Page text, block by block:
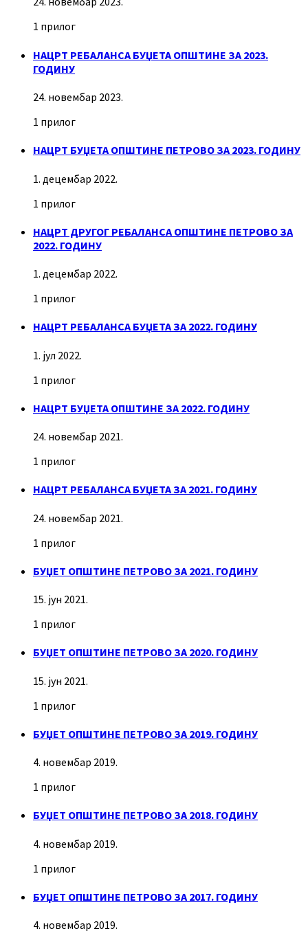
1 прилог
НАЦРТ РЕБАЛАНСА БУЏЕТА ОПШТИНЕ ЗА 2023.
ГОДИНУ
24. новембар 2023.
1 прилог
НАЦРТ БУЏЕТА ОПШТИНЕ ПЕТРОВО ЗА 2023. ГОДИНУ
1. децембар 2022.
1 прилог
НАЦРТ ДРУГОГ РЕБАЛАНСА ОПШТИНЕ ПЕТРОВО ЗА
2022. ГОДИНУ
1. децембар 2022.
1 прилог
НАЦРТ РЕБАЛАНСА БУЏЕТА ЗА 2022. ГОДИНУ
1. јул 2022.
1 прилог
НАЦРТ БУЏЕТА ОПШТИНЕ ЗА 2022. ГОДИНУ
24. новембар 2021.
1 прилог
НАЦРТ РЕБАЛАНСА БУЏЕТА ЗА 2021. ГОДИНУ
24. новембар 2021.
1 прилог
БУЏЕТ ОПШТИНЕ ПЕТРОВО ЗА 2021. ГОДИНУ
15. јун 2021.
1 прилог
БУЏЕТ ОПШТИНЕ ПЕТРОВО ЗА 2020. ГОДИНУ
15. јун 2021.
1 прилог
БУЏЕТ ОПШТИНЕ ПЕТРОВО ЗА 2019. ГОДИНУ
4. новембар 2019.
1 прилог
БУЏЕТ ОПШТИНЕ ПЕТРОВО ЗА 2018. ГОДИНУ
4. новембар 2019.
1 прилог
БУЏЕТ ОПШТИНЕ ПЕТРОВО ЗА 2017. ГОДИНУ
4. новембар 2019.